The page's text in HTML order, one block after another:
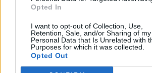
Opted In
I want to opt-out of Collection, Use,
Retention, Sale, and/or Sharing of my
Personal Data that Is Unrelated with
Purposes for which it was collected.
Opted Out
Žinios | Lietuvos diena
V. Zalužno pasisakymą laiko
Ukrainos politikoje: jis yra neteisus
Laidos | Nauja diena